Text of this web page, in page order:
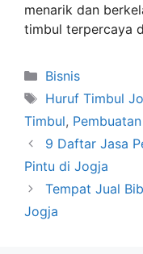
menarik dan
timbul terpercaya
Kategori
Bisnis
Tag
Huruf Timbul
Timbul,
9 Daftar Jasa
Pintu di Jogja
Tempat Jual
Jogja